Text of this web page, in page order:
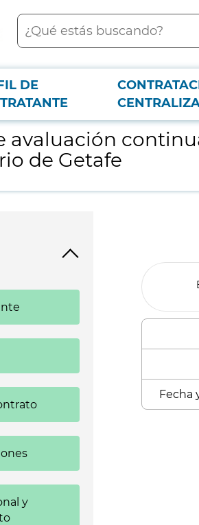
Buscar
DE
continua de la satisfacción de los usuarios del
avaluación
de Getafe
y
Fecha